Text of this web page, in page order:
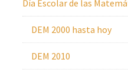
Día Escolar de las
DEM 2000 hasta hoy
DEM 2010